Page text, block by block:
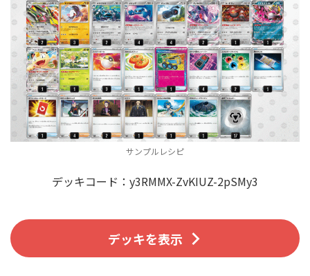
サンプルレシピ
デッキコード：y3RMMX-ZvKIUZ-2pSMy3
デッキを表示